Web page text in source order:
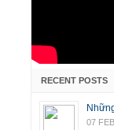
RECENT POSTS
07